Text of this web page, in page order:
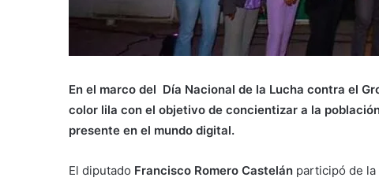
En el marco del Día Nacional de la Lucha contra el
color lila con el objetivo de concientizar a la
presente en el mundo digital.
El diputado Francisco Romero Castelán participó de